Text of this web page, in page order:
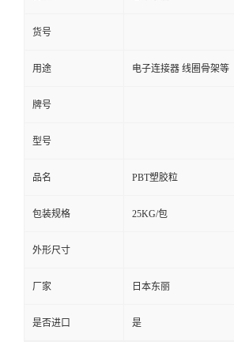
货号
用途 电子连接器 线圈骨架等
牌号
型号
品名 PBT塑胶粒
包装规格 25KG/包
外形尺寸
厂家 日本东丽
是否进口 是